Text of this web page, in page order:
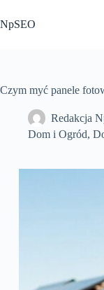
do
treści
NpSEO
Czym myć panele
Redakcja
Dom i Ogród,